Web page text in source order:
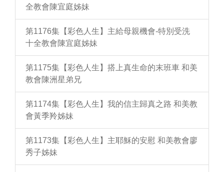
全教會陳宜庭姊妹
第1176集【彩色人生】主給母親機會-特別受洗
十全教會陳宜庭姊妹
第1175集【彩色人生】搭上真生命的末班車 和美
教會陳洲星弟兄
第1174集【彩色人生】我的信主歸真之路 和美教
會黃季羚姊妹
第1173集【彩色人生】主耶穌的安慰 和美教會廖
秀子姊妹